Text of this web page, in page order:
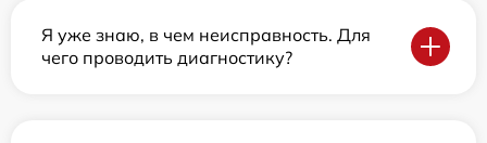
Я уже знаю, в чем неисправность. Для
чего проводить диагностику?